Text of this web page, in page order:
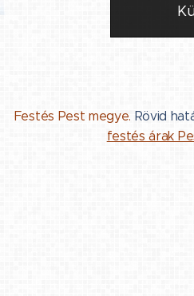
Festés Pest megye. Rövid
festés árak